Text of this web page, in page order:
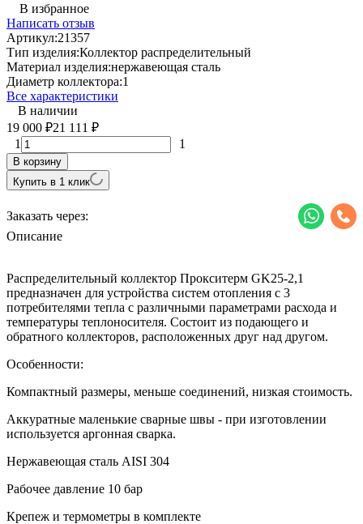
В избранное
Написать отзыв
Артикул:21357
Тип изделия:Коллектор распределительный
Материал изделия:нержавеющая сталь
Диаметр коллектора:1
Все характеристики
В наличии
19 000 ₽21 111 ₽
1 1
В корзину
Купить в 1 клик
Заказать через:
Описание
Распределительный коллектор Прокситерм GK25-2,1
предназначен для устройства систем отопления с 3
потребителями тепла с различными параметрами расхода и
температуры теплоносителя. Состоит из подающего и
обратного коллекторов, расположенных друг над другом.
Особенности:
Компактный размеры, меньше соединений, низкая стоимость.
Аккуратные маленькие сварные швы - при изготовлении
используется аргонная сварка.
Нержавеющая сталь AISI 304
Рабочее давление 10 бар
Крепеж и термометры в комплекте